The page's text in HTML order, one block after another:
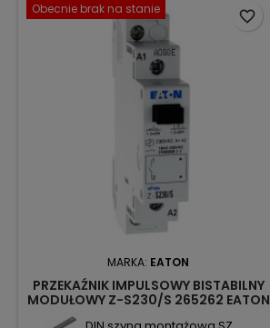
Obecnie brak na stanie
MARKA: EATON
PRZEKAŹNIK IMPULSOWY BISTABILNY
MODUŁOWY Z-S230/S 265262 EATON
favorite_border